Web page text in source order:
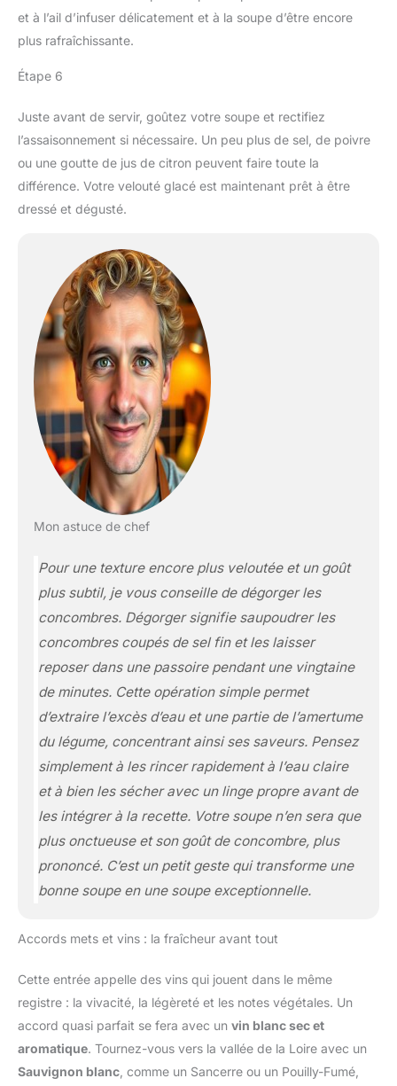
et à l’ail d’infuser délicatement et à la soupe d’être encore
plus rafraîchissante.
Étape 6
Juste avant de servir, goûtez votre soupe et rectifiez
l’assaisonnement si nécessaire. Un peu plus de sel, de poivre
ou une goutte de jus de citron peuvent faire toute la
différence. Votre velouté glacé est maintenant prêt à être
dressé et dégusté.
Mon astuce de chef
Pour une texture encore plus veloutée et un goût
plus subtil, je vous conseille de dégorgerles
concombres. Dégorger signifie saupoudrer les
concombres coupés de sel fin et les laisser
reposer dans une passoire pendant une vingtaine
de minutes.Cette opération simple permet
d’extraire l’excès d’eau et une partie de l’amertume
du légume, concentrant ainsi ses saveurs. Pensez
simplement à les rincer rapidement à l’eau claire
et à bien les sécher avec un linge propre avant de
les intégrer à la recette. Votre soupe n’en sera que
plus onctueuse et son goût de concombre, plus
prononcé. C’est un petit geste qui transforme une
bonne soupe en une soupe exceptionnelle.
Accords mets et vins : la fraîcheur avant tout
Cette entrée appelle des vins qui jouent dans le même
registre : la vivacité, la légèreté et les notes végétales. Un
accord quasi parfait se fera avec un vin blanc sec et
aromatique. Tournez-vous vers la vallée de la Loire avec un
Sauvignon blanc , comme un Sancerre ou un Pouilly-Fumé,